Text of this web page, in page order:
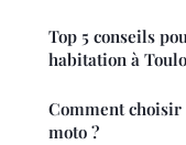
Top 5 conseils
habitation à
Comment
moto ?